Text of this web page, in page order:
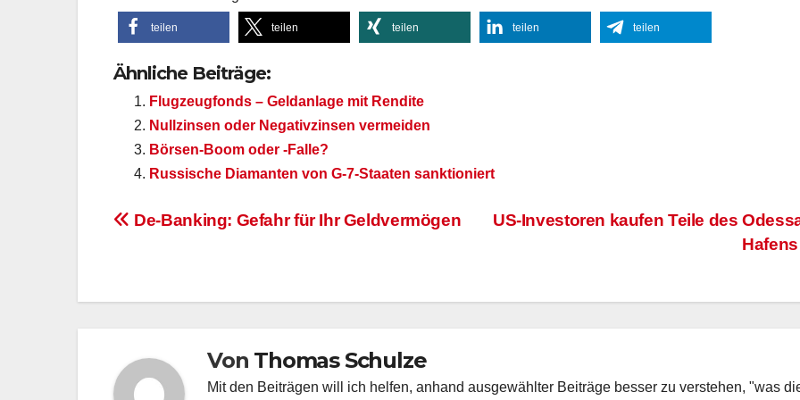
teilen teilen teilen teilen teilen
Ähnliche Beiträge:
Flugzeugfonds – Geldanlage mit Rendite
Nullzinsen oder Negativzinsen vermeiden
Börsen-Boom oder -Falle?
Russische Diamanten von G-7-Staaten sanktioniert
Beitragsnavigation
US-Investoren kaufen Teile des
Hafens
De-Banking: Gefahr für Ihr Geldvermögen
Von Thomas Schulze
Mit den Beiträgen will ich helfen, anhand ausgewählter Beiträge besser zu verstehen, "was